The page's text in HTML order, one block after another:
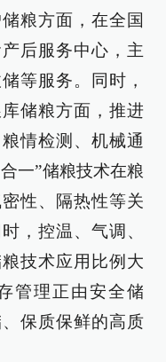
粮方面，在全国
后服务中心，主
等服务。同时，
储粮方面，推进
情检测、机械通
一”储粮技术在粮
性、隔热性等关
，控温、气调、
技术应用比例大
管理正由安全储
保质保鲜的高质